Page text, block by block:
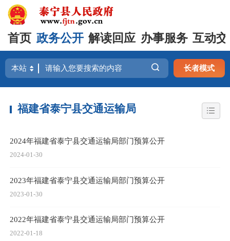
首页 政务公开 解读回应 办事服务 互动
长者模式
福建省泰宁县交通运输局
2024年福建省泰宁县交通运输局部门预算公开
2024-01-30
2023年福建省泰宁县交通运输局部门预算公开
2023-01-30
2022年福建省泰宁县交通运输局部门预算公开
2022-01-18